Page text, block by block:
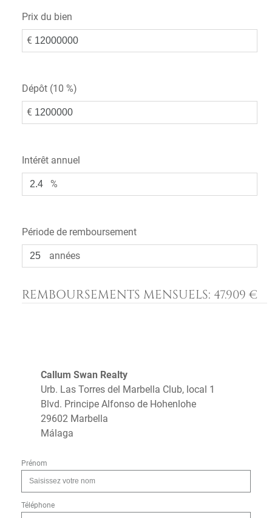
Prix du bien
€
Dépôt (10 %)
€
Intérêt annuel
%
Période de remboursement
années
REMBOURSEMENTS MENSUELS: 47.909 €
Callum Swan Realty
Urb. Las Torres del Marbella Club, local 1
Blvd. Principe Alfonso de Hohenlohe
29602 Marbella
Málaga
Prénom
Téléphone